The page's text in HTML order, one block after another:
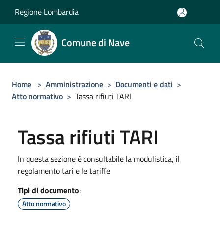
Regione Lombardia
Comune di Nave
Home > Amministrazione > Documenti e dati >
Atto normativo > Tassa rifiuti TARI
Tassa rifiuti TARI
In questa sezione è consultabile la modulistica, il
regolamento tari e le tariffe
Tipi di documento:
Atto normativo